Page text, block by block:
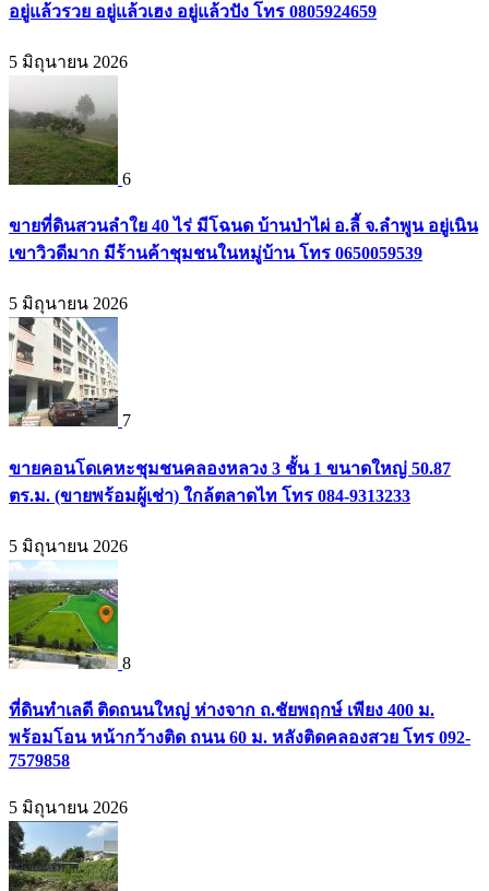
อยู่แล้วรวย อยู่แล้วเฮง อยู่แล้วปัง โทร 0805924659
5 มิถุนายน 2026
6
ขายที่ดินสวนลำใย 40 ไร่ มีโฉนด บ้านป่าไผ่ อ.ลี้ จ.ลำพูน อยู่เนิน
เขาวิวดีมาก มีร้านค้าชุมชนในหมู่บ้าน โทร 0650059539
5 มิถุนายน 2026
7
ขายคอนโดเคหะชุมชนคลองหลวง 3 ชั้น 1 ขนาดใหญ่ 50.87
ตร.ม. (ขายพร้อมผู้เช่า) ใกล้ตลาดไท โทร 084-9313233
5 มิถุนายน 2026
8
ที่ดินทำเลดี ติดถนนใหญ่ ห่างจาก ถ.ชัยพฤกษ์ เพียง 400 ม.
พร้อมโอน หน้ากว้างติด ถนน 60 ม. หลังติดคลองสวย โทร 092-
7579858
5 มิถุนายน 2026